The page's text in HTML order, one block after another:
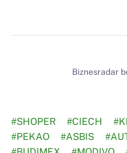
Biznesradar
#SHOPER #CIECH
#PEKAO
#ASBIS